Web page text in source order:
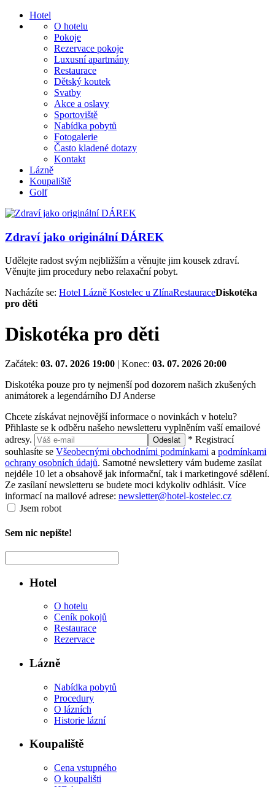
Hotel
O hotelu
Pokoje
Rezervace pokoje
Luxusní apartmány
Restaurace
Dětský koutek
Svatby
Akce a oslavy
Sportoviště
Nabídka pobytů
Fotogalerie
Často kladené dotazy
Kontakt
Lázně
Koupaliště
Golf
Zdraví jako originální DÁREK
Udělejte radost svým nejbližším a věnujte jim kousek zdraví.
Věnujte jim procedury nebo relaxační pobyt.
Nacházíte se: Hotel Lázně Kostelec u ZlínaRestauraceDiskotéka
pro děti
Diskotéka pro děti
Začátek: 03. 07. 2026 19:00 | Konec: 03. 07. 2026 20:00
Diskotéka pouze pro ty nejmenší pod dozorem našich zkušených
animátorek a legendárního DJ Anderse
Chcete získávat nejnovější informace o novinkách v hotelu?
Přihlaste se k odběru našeho newsletteru vyplněním vaší emailové
adresy.
Odeslat
* Registrací
souhlasíte se Všeobecnými obchodními podmínkami a podmínkami
ochrany osobních údajů. Samotné newslettery vám budeme zasílat
nejdéle 10 let a obsahově jak informační, tak i marketingové sdělení.
Ze zasílaní newsletteru se budete moci kdykoliv odhlásit. Více
informací na mailové adrese: newsletter@hotel-kostelec.cz
Jsem robot
Sem nic nepište!
Hotel
O hotelu
Ceník pokojů
Restaurace
Rezervace
Lázně
Nabídka pobytů
Procedury
O lázních
Historie lázní
Koupaliště
Cena vstupného
O koupališti